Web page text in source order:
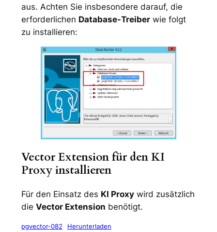
aus. Achten Sie insbesondere darauf, die
erforderlichen Database-Treiberwie folgt
zu installieren:
Vector Extension für den KI
Proxy installieren
Für den Einsatz des KI Proxywird zusätzlich
die Vector Extension benötigt.
pgvector-082 Herunterladen